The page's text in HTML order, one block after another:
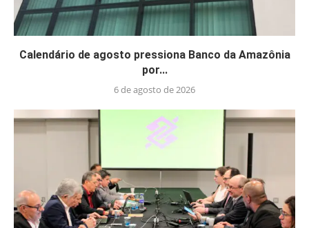
Calendário de agosto pressiona Banco da Amazônia
por...
6 de agosto de 2026